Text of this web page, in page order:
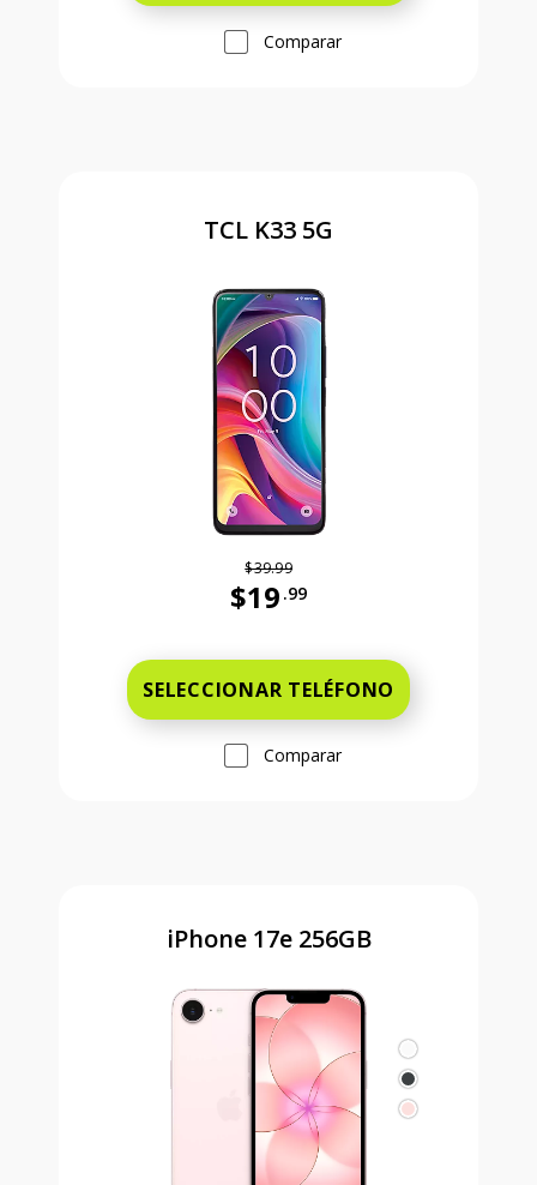
Comparar
TCL K33 5G
$39.99
$19 .99
SELECCIONAR TELÉFONO
Comparar
iPhone 17e 256GB